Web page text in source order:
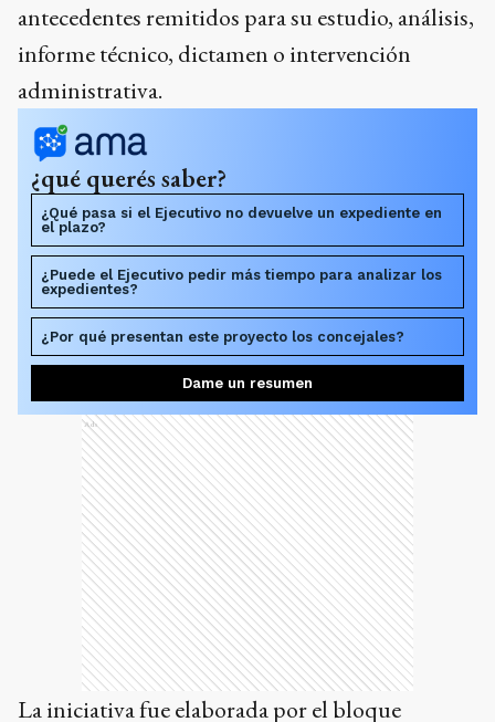
antecedentes remitidos para su estudio, análisis,
informe técnico, dictamen o intervención
administrativa.
¿qué querés saber?
¿Qué pasa si el Ejecutivo no devuelve un expediente en
el plazo?
¿Puede el Ejecutivo pedir más tiempo para analizar los
expedientes?
¿Por qué presentan este proyecto los concejales?
Dame un resumen
Ads
La iniciativa fue elaborada por el bloque